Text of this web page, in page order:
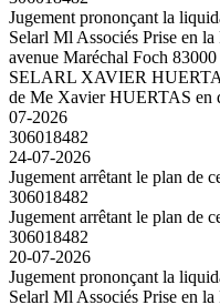
Jugement prononçant la
Selarl Ml Associés Prise en
avenue Maréchal Foch
SELARL XAVIER
de Me Xavier HUERTAS en
07-2026
306018482
24-07-2026
Jugement arrêtant le plan de
306018482
Jugement arrêtant le plan de
306018482
20-07-2026
Jugement prononçant la
Selarl Ml Associés Prise en